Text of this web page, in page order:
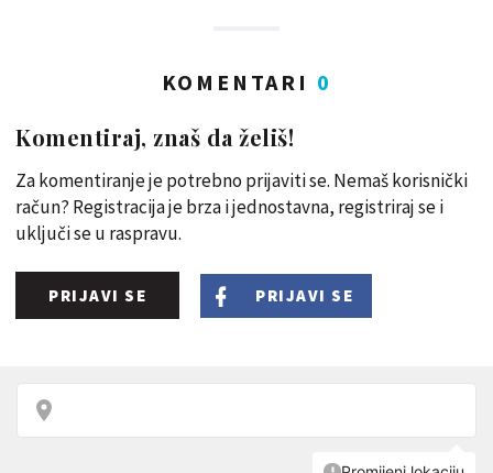
KOMENTARI 0
Komentiraj, znaš da želiš!
Za komentiranje je potrebno prijaviti se. Nemaš korisnički
račun? Registracija je brza i jednostavna, registriraj se i
uključi se u raspravu.
PRIJAVI SE PRIJAVI SE